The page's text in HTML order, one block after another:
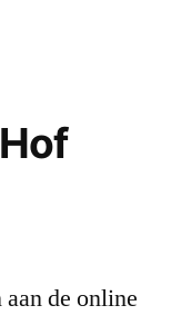
de online